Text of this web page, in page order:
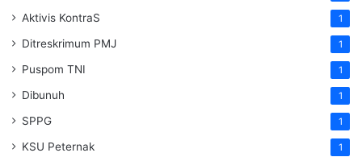
Aktivis KontraS 1
Ditreskrimum PMJ 1
Puspom TNI 1
Dibunuh 1
SPPG 1
KSU Peternak 1